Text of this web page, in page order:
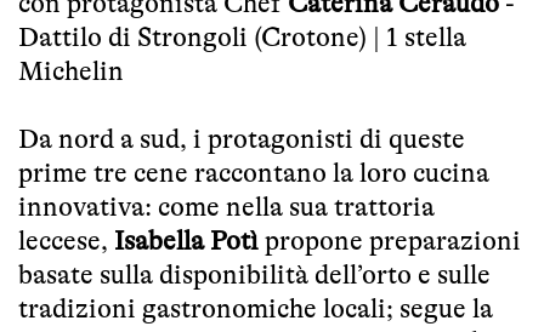
Dattilo di Strongoli (Crotone) | 1 stella
Michelin
Da nord a sud, i protagonisti di queste
prime tre cene raccontano la loro cucina
innovativa: come nella sua trattoria
leccese, Isabella Potì propone preparazioni
basate sulla disponibilità dell’orto e sulle
tradizioni gastronomiche locali; segue la